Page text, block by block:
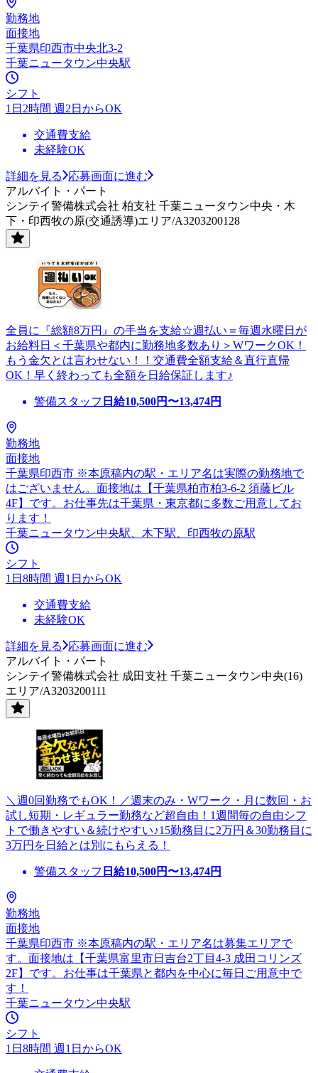
勤務地
面接地
千葉県印西市中央北3-2
千葉ニュータウン中央駅
シフト
1日2時間 週2日からOK
交通費支給
未経験OK
詳細を見る
応募画面に進む
アルバイト・パート
シンテイ警備株式会社 柏支社 千葉ニュータウン中央・木
下・印西牧の原(交通誘導)エリア/A3203200128
全員に『総額8万円』の手当を支給☆週払い＝毎週水曜日が
お給料日＜千葉県や都内に勤務地多数あり＞WワークOK！
もう金欠とは言わせない！！交通費全額支給＆直行直帰
OK！早く終わっても全額を日給保証します♪
警備スタッフ 日給10,500円〜13,474円
勤務地
面接地
千葉県印西市 ※本原稿内の駅・エリア名は実際の勤務地で
はございません。面接地は【千葉県柏市柏3-6-2 須藤ビル
4F】です。お仕事先は千葉県・東京都に多数ご用意してお
ります！
千葉ニュータウン中央駅、木下駅、印西牧の原駅
シフト
1日8時間 週1日からOK
交通費支給
未経験OK
詳細を見る
応募画面に進む
アルバイト・パート
シンテイ警備株式会社 成田支社 千葉ニュータウン中央(16)
エリア/A3203200111
＼週0回勤務でもOK！／週末のみ・Wワーク・月に数回・お
試し短期・レギュラー勤務など超自由！1週間毎の自由シフ
トで働きやすい＆続けやすい♪15勤務目に2万円＆30勤務目に
3万円を日給とは別にもらえる！
警備スタッフ 日給10,500円〜13,474円
勤務地
面接地
千葉県印西市 ※本原稿内の駅・エリア名は募集エリアで
す。面接地は【千葉県富里市日吉台2丁目4-3 成田コリンズ
2F】です。お仕事は千葉県と都内を中心に毎日ご用意中で
す！
千葉ニュータウン中央駅
シフト
1日8時間 週1日からOK